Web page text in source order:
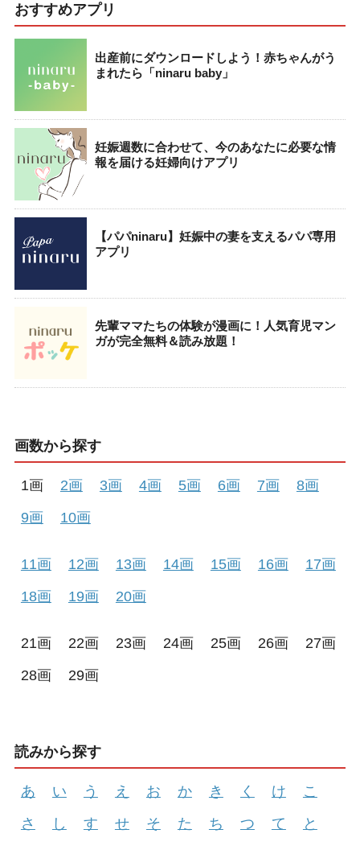
おすすめアプリ
出産前にダウンロードしよう！赤ちゃんがう
まれたら「ninaru baby」
妊娠週数に合わせて、今のあなたに必要な情
報を届ける妊婦向けアプリ
【パパninaru】妊娠中の妻を支えるパパ専用
アプリ
先輩ママたちの体験が漫画に！人気育児マン
ガが完全無料＆読み放題！
画数から探す
1画 2画 3画 4画 5画 6画 7画
8画
9画
10画
11画 12画 13画 14画 15画 16画
17画
18画
19画 20画
21画 22画 23画 24画 25画 26画
27画
28画
29画
読みから探す
あ い う え お か き く け
こ
さ
し す せ そ た ち つ て
と